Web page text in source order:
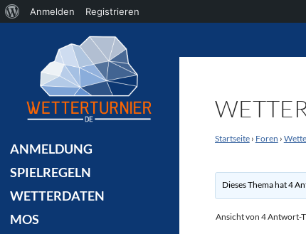
Startseite › Foren ›
Dieses Thema hat 4
Ansicht von 4 Antwort-
ANMELDUNG
SPIELREGELN
WETTERDATEN
MOS
Über
Anmelden Registrieren